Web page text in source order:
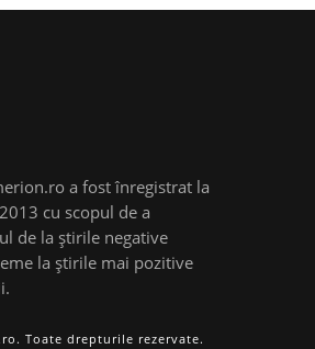
a fost înregistrat la
cu scopul de a
de la știrile negative
la știrile mai pozitive
Toate drepturile rezervate.